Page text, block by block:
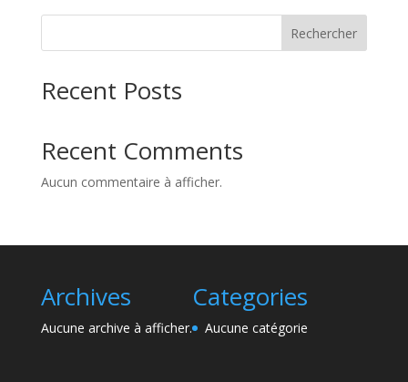
Rechercher
Recent Posts
Recent Comments
Aucun commentaire à afficher.
Archives
Aucune archive à afficher.
Categories
Aucune catégorie